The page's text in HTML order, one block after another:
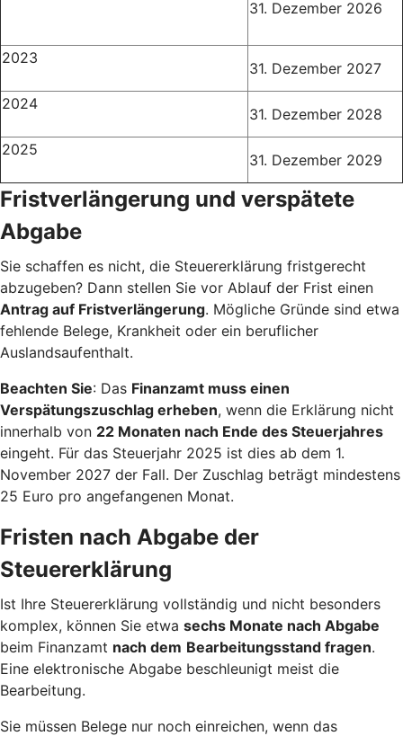
31. Dezember 2026
2023
31. Dezember 2027
2024
31. Dezember 2028
2025
31. Dezember 2029
Fristverlängerung und verspätete
Abgabe
Sie schaffen es nicht, die Steuererklärung fristgerecht
abzugeben? Dann stellen Sie vor Ablauf der Frist einen
Antrag auf Fristverlängerung. Mögliche Gründe sind etwa
fehlende Belege, Krankheit oder ein beruflicher
Auslandsaufenthalt.
Beachten Sie: Das Finanzamt muss einen
Verspätungszuschlag erheben, wenn die Erklärung nicht
innerhalb von 22 Monaten nach Ende des Steuerjahres
eingeht. Für das Steuerjahr 2025 ist dies ab dem 1.
November 2027 der Fall. Der Zuschlag beträgt mindestens
25 Euro pro angefangenen Monat.
Fristen nach Abgabe der
Steuererklärung
Ist Ihre Steuererklärung vollständig und nicht besonders
komplex, können Sie etwa sechs Monate nach Abgabe
beim Finanzamt nach dem Bearbeitungsstand fragen.
Eine elektronische Abgabe beschleunigt meist die
Bearbeitung.
Sie müssen Belege nur noch einreichen, wenn das